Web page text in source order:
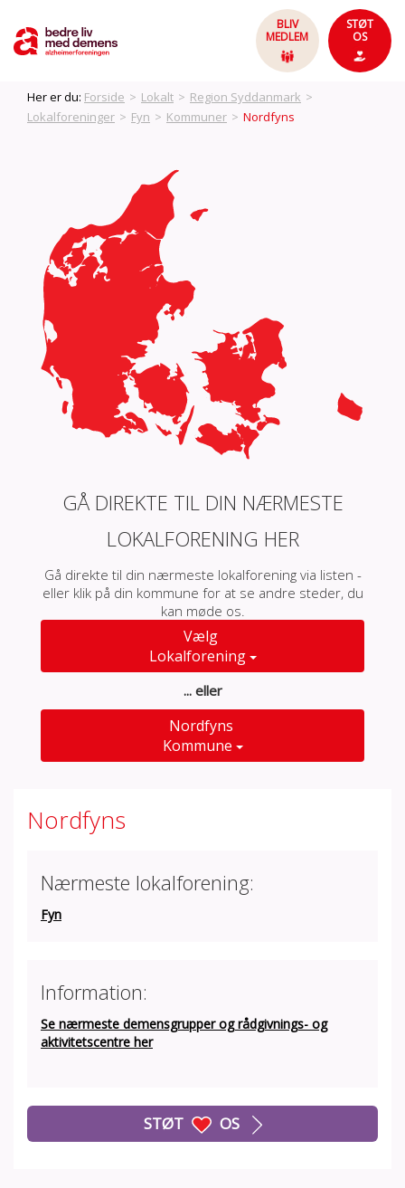
BLIV
MEDLEM
STØT
OS
Her er du: Forside > Lokalt > Region Syddanmark >
Lokalforeninger > Fyn > Kommuner > Nordfyns
GÅ DIREKTE TIL DIN NÆRMESTE
LOKALFORENING HER
Gå direkte til din nærmeste lokalforening via listen -
eller klik på din kommune for at se andre steder, du
kan møde os.
Vælg
Lokalforening
... eller
Nordfyns
Kommune
Nordfyns
Nærmeste lokalforening:
Fyn
Information:
Se nærmeste demensgrupper og rådgivnings- og
aktivitetscentre her
STØT OS